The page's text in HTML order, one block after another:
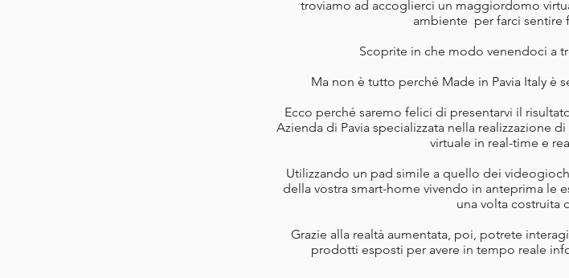
troviamo ad accoglierci un maggiordomo
ambiente per farci sentire
Scoprite in che modo venendoci a
Ma non è tutto perché Made in Pavia Italy è
Ecco perché saremo felici di presentarvi il
Azienda di Pavia specializzata nella realizzazione
virtuale in real-time e
Utilizzando un pad simile a quello dei
della vostra smart-home vivendo in anteprima le
una volta costruita
Grazie alla realtà aumentata, poi, potrete
prodotti esposti per avere in tempo reale